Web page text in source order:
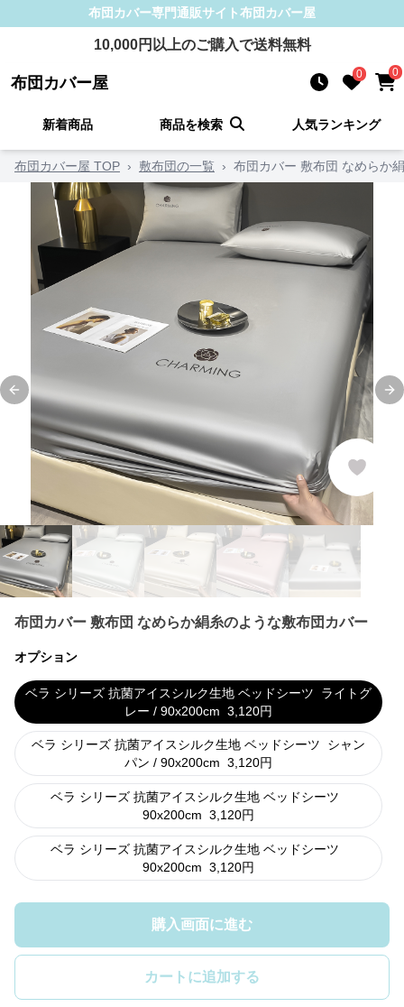
布団カバー専門通販サイト布団カバー屋
10,000円以上のご購入で送料無料
布団カバー屋 0 0
新着商品 商品を検索 人気ランキング
布団カバー屋 TOP › 敷布団の一覧 › 布団カバー 敷布団 なめらか
Previous slide
布団カバー 敷布団 なめらか絹糸のような敷布団カバー
オプション
ベラ シリーズ 抗菌アイスシルク生地 ベッドシーツ
ライトグ
レー / 90x200cm 3,120円
ベラ シリーズ 抗菌アイスシルク生地 ベッドシーツ
シャン
パン / 90x200cm 3,120円
ベラ シリーズ 抗菌アイスシルク生地 ベッドシーツ
90x200cm 3,120円
ベラ シリーズ 抗菌アイスシルク生地 ベッドシーツ
90x200cm 3,120円
購入画面に進む
カートに追加する